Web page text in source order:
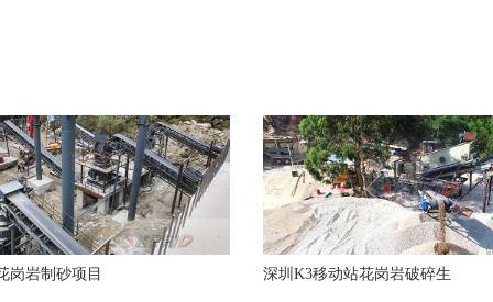
岗岩制砂项目 深圳K3移动站花岗岩破碎生